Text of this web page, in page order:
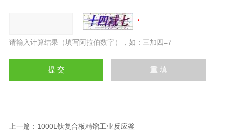
请输入计算结果（填写阿拉伯数字），如：三加四=7
上一篇： 1000L钛复合板精馏工业反应釜